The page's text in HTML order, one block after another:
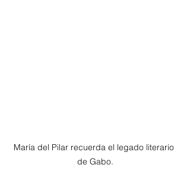
María del Pilar recuerda el legado literario
de Gabo.